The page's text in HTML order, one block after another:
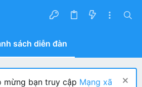
sách diễn đàn
mừng bạn truy cập Mạng xã